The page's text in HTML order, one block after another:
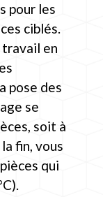
pour les
ciblés.
en
pose des
se
soit à
fin, vous
qui